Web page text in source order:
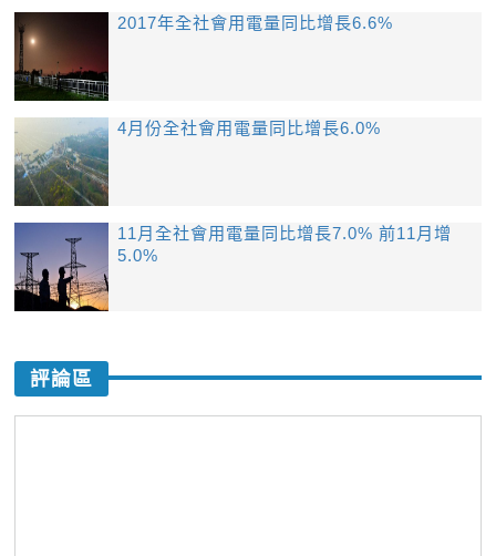
2017年全社會用電量同比增長6.6%
4月份全社會用電量同比增長6.0%
11月全社會用電量同比增長7.0% 前11月增
5.0%
評論區